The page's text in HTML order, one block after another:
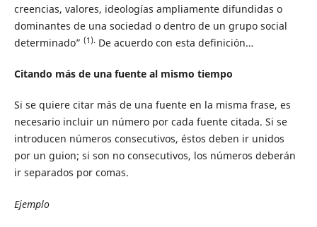
creencias, valores, ideologías ampliamente difundidas o
dominantes de una sociedad o dentro de un grupo social
determinado” (1). De acuerdo con esta definición…
Citando más de una fuente al mismo tiempo
Si se quiere citar más de una fuente en la misma frase, es
necesario incluir un número por cada fuente citada. Si se
introducen números consecutivos, éstos deben ir unidos
por un guion; si son no consecutivos, los números deberán
ir separados por comas.
Ejemplo